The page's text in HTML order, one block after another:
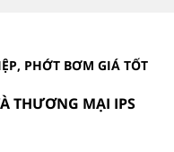
PHỚT BƠM GIÁ TỐT
THƯƠNG MẠI IPS